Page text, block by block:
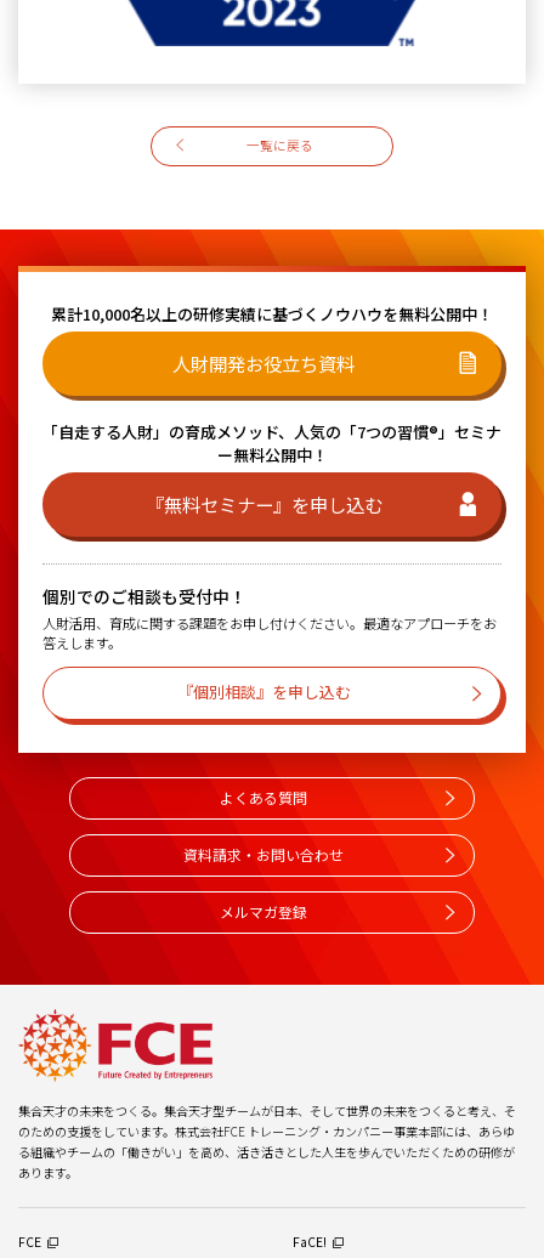
一覧に戻る
累計10,000名以上の研修実績に基づく ノウハウを無料公開中！
人財開発お役立ち資料
「自走する人財」の育成メソッド、 人気の「7つの習慣®」セミナ
ー無料公開中！
『無料セミナー』を申し込む
個別でのご相談も受付中！
人財活用、育成に関する課題をお申し付けください。最適なアプローチをお
答えします。
『個別相談』を申し込む
よくある質問
資料請求・お問い合わせ
メルマガ登録
集合天才の未来をつくる。集合天才型チームが日本、そして世界の未来をつくると考え、そ
のための支援をしています。株式会社FCE トレーニング・カンパニー事業本部には、あらゆ
る組織やチームの「働きがい」を高め、活き活きとした人生を歩んでいただくための研修が
あります。
FCE FaCE!